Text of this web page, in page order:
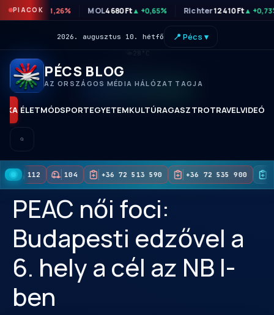
PIACOK
46 300 Ft ▼ -1,26% MOL4 680 Ft▲ +0,65% Richter12 410 Ft▲
2026. augusztus 10. hétfő 📍 Pécs ▾
KORAI HOZZÁFÉRÉS
PÉCS BLOG
AZ ORSZÁGOS MÉDIA HÁLÓZAT TAGJA
ÉLETMÓDSPORTEGYETEMKULTÚRAGASZTROTRAVELVIDEÓK
112 104 +36 72 513 590 +36 72 535 900
PEAC női foci:
Budapesti edzővel a
6. hely a cél az NB I-
ben